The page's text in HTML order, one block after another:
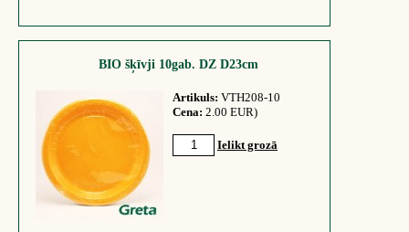
BIO šķīvji 10gab. DZ D23cm
Artikuls: VTH208-10
Cena: 2.00 EUR)
Ielikt grozā